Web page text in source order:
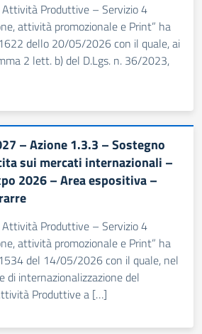
Produttive – Servizio 4
attività promozionale e Print” ha
dello 20/05/2026 con il quale, ai
2 lett. b) del D.Lgs. n. 36/2023,
– Azione 1.3.3 – Sostegno
sui mercati internazionali –
2026 – Area espositiva –
Produttive – Servizio 4
attività promozionale e Print” ha
del 14/05/2026 con il quale, nel
di internazionalizzazione del
Produttive a […]